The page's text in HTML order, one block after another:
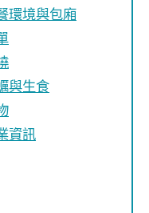
環境與包廂
與生食
資訊